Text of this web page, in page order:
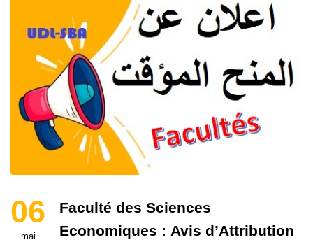
06
mai
Faculté des Sciences
Economiques : Avis d’Attribution